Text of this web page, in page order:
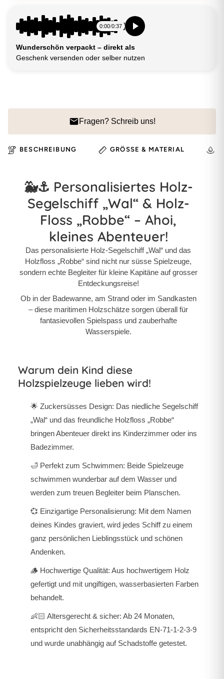
0:00/0:37
Wunderschön verpackt – direkt als
Geschenk versenden oder selber nutzen
Fragen? Schreib uns!
BESCHREIBUNG GRÖSSE & MATERIAL
🐳⚓ Personalisiertes Holz-
Segelschiff „Wal“ & Holz-
Floss „Robbe“ – Ahoi,
kleines Abenteuer!
Das personalisierte Holz-Segelschiff „Wal“ und das
Holzfloss „Robbe“ sind nicht nur süsse Spielzeuge,
sondern echte Begleiter für kleine Kapitäne auf grosser
Entdeckungsreise!
Ob in der Badewanne, am Strand oder im Sandkasten
– diese maritimen Holzschätze sorgen überall für
fantasievollen Spielspass und zauberhafte
Wasserspiele.
Warum dein Kind diese
Holzspielzeuge lieben wird!
🌟 Zuckersüsses Design: Das niedliche Segelschiff
„Wal“ und das freundliche Holzfloss „Robbe“
bringen Abenteuer direkt ins Kinderzimmer oder ins
Badezimmer.
🛁 Perfekt zum Schwimmen: Beide Spielzeuge
schwimmen wunderbar auf dem Wasser und
werden zum treuen Begleiter beim Planschen.
💞 Einzigartige Personalisierung: Mit dem Namen
deines Kindes graviert, wird jedes Schiff zu einem
ganz persönlichen Lieblingsstück und schönen
Andenken.
🪵 Hochwertige Qualität: Aus hochwertigem Holz
gefertigt und mit ungiftigen, wasserbasierten Farben
behandelt.
👶🏻 Altersgerecht & sicher: Ab 24 Monaten,
entspricht den Sicherheitsstandards EN-71-1-2-3-9
und wurde unabhängig auf Schadstoffe getestet.